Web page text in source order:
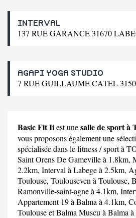
INTERVAL
137 RUE GARANCE 31670
AGAPI YOGA STUDIO
7 RUE GUILLAUME CATEL
Basic Fit Iiest unesalle de sport à
vous proposons également une
spécialisée dans le fitness / sport à
Saint Orens De Gameville à 1.8km,
2.2km, Interval à Labege à 2.5km,
Toulouse, Toulouseven à Toulouse,
Ramonville-saint-agne à 4.1km,
Appartement 19à Balma à 4.1km,
Toulouse etBalma Muscu à Balma